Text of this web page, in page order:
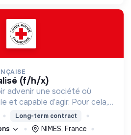
(f/h/x)
advenir une société où
et capable d’agir. Pour cela,
moyens et des lieux
et adaptés à tous.
Long-term contract
NIMES, France